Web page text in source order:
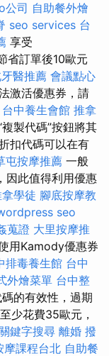
公司 自助餐外燴
seo services 台
享受
省訂單後10歐元
醫推薦 會議點心
激活優惠券，請
台中養生會館 推拿
製代碼”按鈕將其
扣代碼可以在有
屯按摩推薦 一般
因此值得利用優惠
學徒 腳底按摩教
seo
蒐證 大里按摩推
用Kamody優惠券
排毒養生館 台中
外燴菜單 台中整
的有效性，過期
少花費35歐元，
鍵字搜尋 離婚 撥
摩課程台北 自助餐